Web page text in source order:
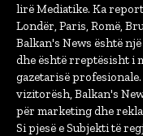
lirë Mediatike. Ka
Londër, Paris, Romë,
Balkan's News është
dhe është rreptësisht i
gazetarisë
vizitorësh, Balkan's
për marketing dhe
Si pjesë e Subjekti të